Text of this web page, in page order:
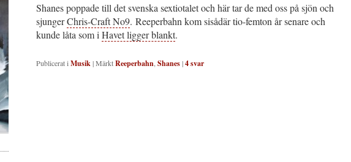
Shanes poppade till det svenska sextiotalet och här tar de med oss på sjön och
sjungerChris-Craft No9. Reeperbahn kom sisådär tio-femton år senare och
kunde låta som i Havet ligger blankt.
Publicerat i Musik|MärktReeperbahn Shanes|4svar